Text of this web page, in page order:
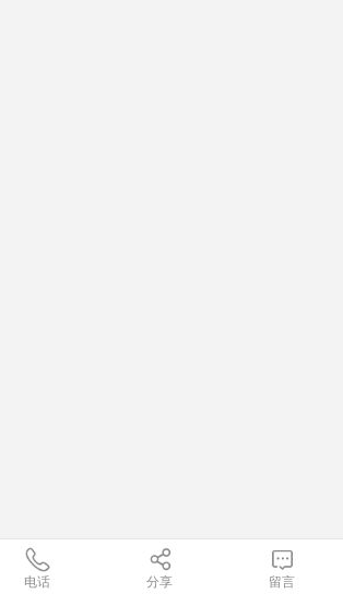
电话 分享 留言